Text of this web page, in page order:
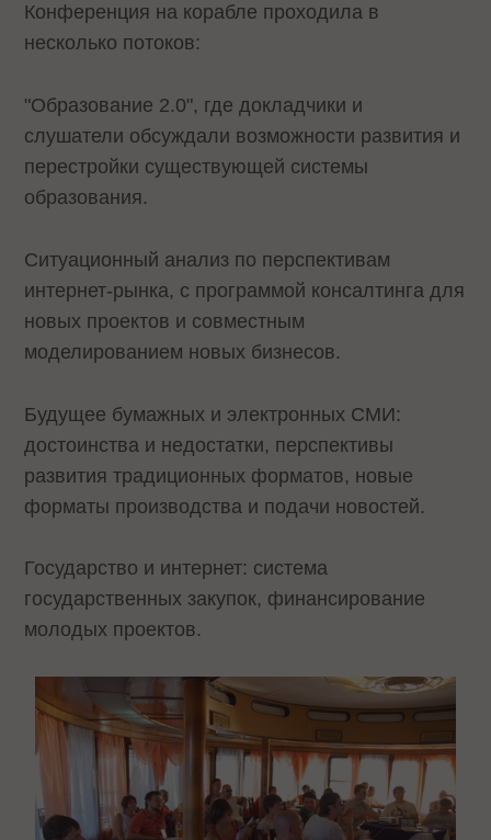
Конференция на корабле проходила в
несколько потоков:
"Образование 2.0", где докладчики и
слушатели обсуждали возможности развития и
перестройки существующей системы
образования.
Ситуационный анализ по перспективам
интернет-рынка, с программой консалтинга для
новых проектов и совместным
моделированием новых бизнесов.
Будущее бумажных и электронных СМИ:
достоинства и недостатки, перспективы
развития традиционных форматов, новые
форматы производства и подачи новостей.
Государство и интернет: система
государственных закупок, финансирование
молодых проектов.